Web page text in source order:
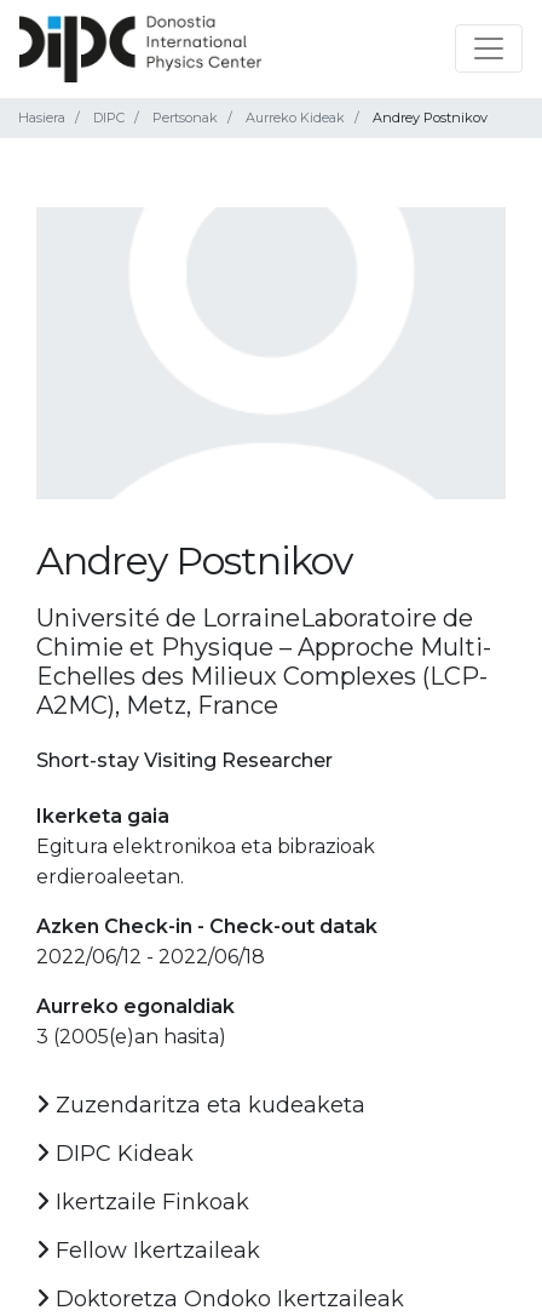
Hasiera DIPC Pertsonak Aurreko Kideak Andrey Postnikov
Andrey Postnikov
Université de LorraineLaboratoire de
Chimie et Physique – Approche Multi-
Echelles des Milieux Complexes (LCP-
A2MC), Metz, France
Short-stay Visiting Researcher
Ikerketa gaia
Egitura elektronikoa eta bibrazioak
erdieroaleetan.
Azken Check-in - Check-out datak
2022/06/12 - 2022/06/18
Aurreko egonaldiak
3 (2005(e)an hasita)
Zuzendaritza eta kudeaketa
DIPC Kideak
Ikertzaile Finkoak
Fellow Ikertzaileak
Doktoretza Ondoko Ikertzaileak